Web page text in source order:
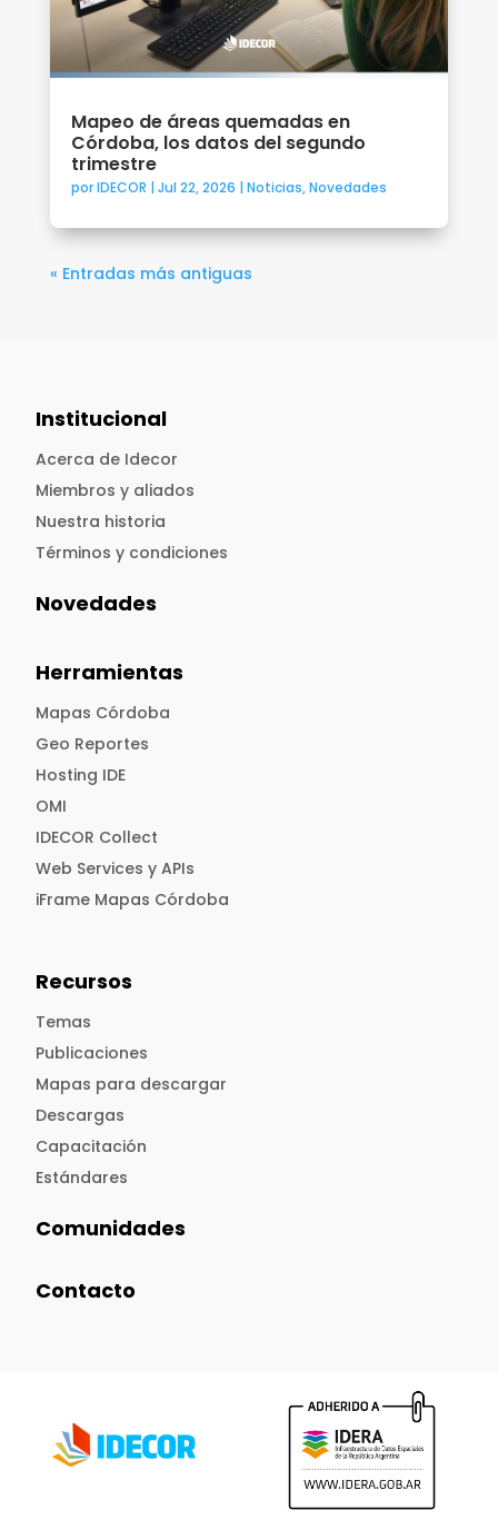
Mapeo de áreas quemadas en
Córdoba, los datos del segundo
trimestre
porIDECOR | Jul 22, 2026 | Noticias,Novedades
« Entradas más antiguas
Institucional
Acerca de Idecor
Miembros y aliados
Nuestra historia
Términos y condiciones
Novedades
Herramientas
Mapas Córdoba
Geo Reportes
Hosting IDE
OMI
IDECOR Collect
Web Services y APIs
iFrame Mapas Córdoba
Recursos
Temas
Publicaciones
Mapas para descargar
Descargas
Capacitación
Estándares
Comunidades
Contacto